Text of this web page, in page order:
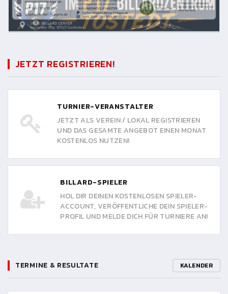
JETZT REGISTRIEREN!
TURNIER-VERANSTALTER
JETZT ALS VEREIN / LOKAL REGISTRIEREN
UND DAS GESAMTE ANGEBOT EINEN MONAT
KOSTENLOS NUTZEN!
BILLARD-SPIELER
HOL DIR DEINEN KOSTENLOSEN SPIELER-
ACCOUNT, VERÖFFENTLICHE DEIN SPIELER-
PROFIL UND MELDE DICH FÜR TURNIERE AN!
TERMINE & RESULTATE KALENDER